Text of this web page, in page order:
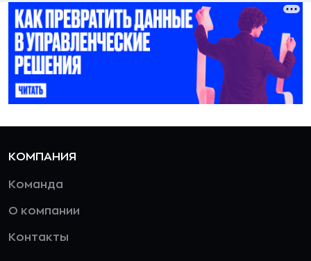
КОМПАНИЯ
Команда
О компании
Контакты